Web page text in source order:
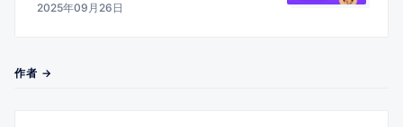
2025年09月26日
作者 →